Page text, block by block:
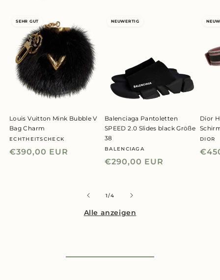
SEHR GUT
Louis Vuitton Mink Bubble V
Bag Charm
Anbieter:
ECHTHEITSCHECK
Normaler
€390,00 EUR
NEUWERTIG
Balenciaga Pantoletten
SPEED 2.0 Slides black Größe
38
Anbieter:
BALENCIAGA
Normaler
€290,00 EUR
Dior
DIOR
1/von
4
Alle anzeigen